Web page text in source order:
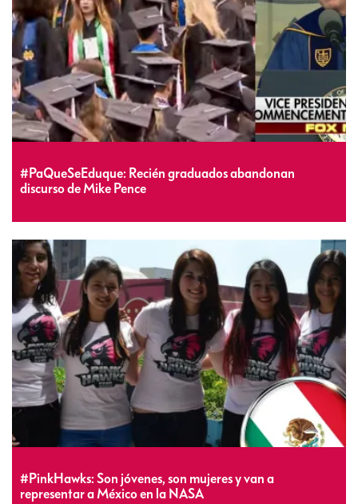
#PaQueSeEduque: Recién graduados abandonan
discurso de Mike Pence
#PinkHawks: Son jóvenes, son mujeres y van a
representar a México en la NASA